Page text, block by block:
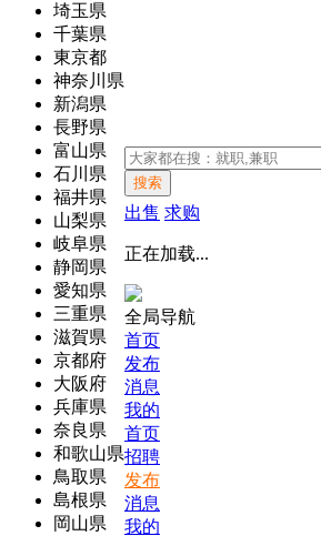
埼玉県
千葉県
東京都
神奈川県
新潟県
長野県
富山県
石川県
福井県
山梨県
岐阜県
静岡県
愛知県
三重県
滋賀県
京都府
大阪府
兵庫県
奈良県
和歌山県
鳥取県
島根県
岡山県
搜索
出售 求购
正在加载...
全局导航
首页
发布
消息
我的
首页
招聘
发布
消息
我的